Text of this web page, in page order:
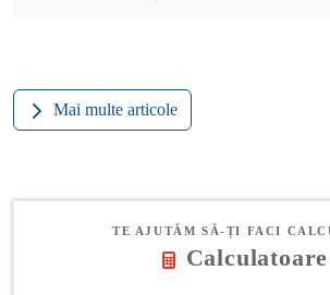
Mai multe articole
TE AJUTĂM SĂ-ȚI FACI
Calculatoare